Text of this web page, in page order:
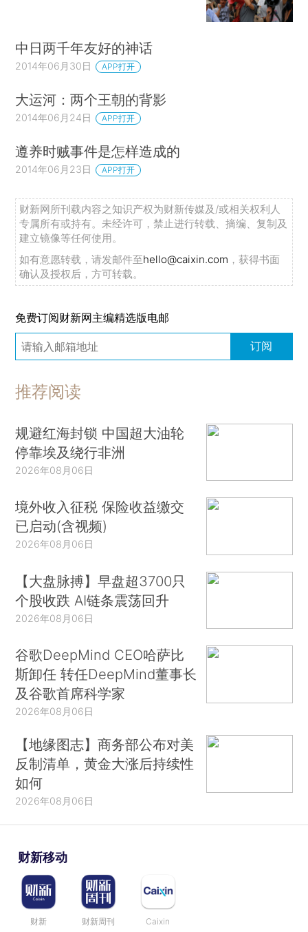
中日两千年友好的神话
2014年06月30日 APP打开
大运河：两个王朝的背影
2014年06月24日 APP打开
遵养时贼事件是怎样造成的
2014年06月23日 APP打开
财新网所刊载内容之知识产权为财新传媒及/或相关权利人
专属所有或持有。未经许可，禁止进行转载、摘编、复制及
建立镜像等任何使用。
如有意愿转载，请发邮件至hello@caixin.com ，获得书面
确认及授权后，方可转载。
免费订阅财新网主编精选版电邮
订阅
推荐阅读
规避红海封锁 中国超大油轮
停靠埃及绕行非洲
2026年08月06日
境外收入征税 保险收益缴交
已启动(含视频)
2026年08月06日
【大盘脉搏】早盘超3700只
个股收跌 AI链条震荡回升
2026年08月06日
谷歌DeepMind CEO哈萨比
斯卸任 转任DeepMind董事长
及谷歌首席科学家
2026年08月06日
【地缘图志】商务部公布对美
反制清单，黄金大涨后持续性
如何
2026年08月06日
财新移动
财新 财新周刊 Caixin